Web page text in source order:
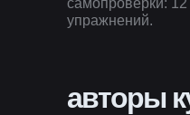
самопроверки:
упражнений.
авторы